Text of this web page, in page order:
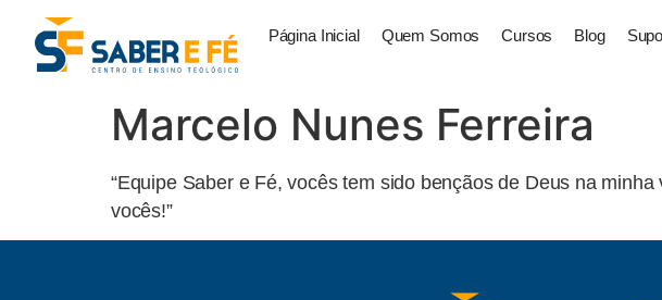
Página Inicial Quem Somos Cursos Blog
Marcelo Nunes Ferreira
“Equipe Saber e Fé, vocês tem sido bençãos de Deus na
vocês!”